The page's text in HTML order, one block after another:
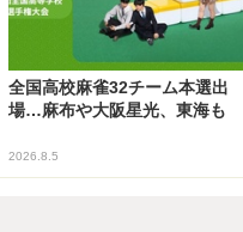
全国高校麻雀32チーム本選出
場…麻布や大阪星光、東海も
2026.8.5